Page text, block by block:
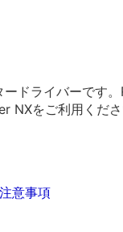
ドライバーです
NXをご利用くださ
意事項